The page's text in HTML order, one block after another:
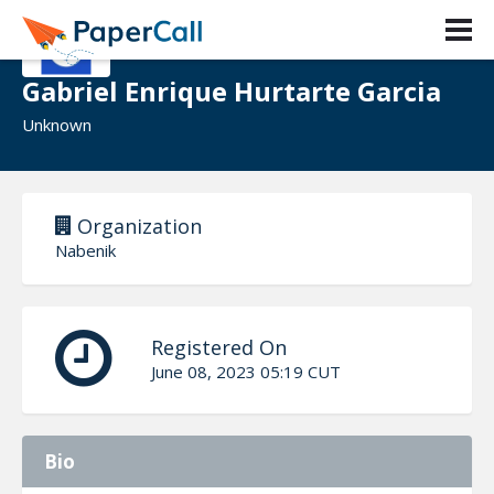
Gabriel Enrique Hurtarte Garcia
Unknown
Organization
Nabenik
Registered On
June 08, 2023 05:19 CUT
Bio